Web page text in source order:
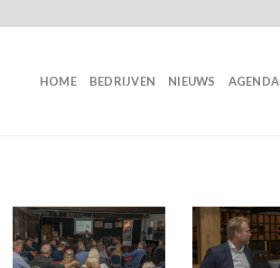
HOME BEDRIJVEN NIEUWS AGENDA